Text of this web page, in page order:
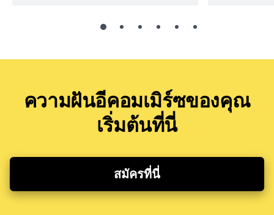
ความฝันอีคอมเมิร์ซของคุณ
เริ่มต้นที่นี่
สมัครที่นี่